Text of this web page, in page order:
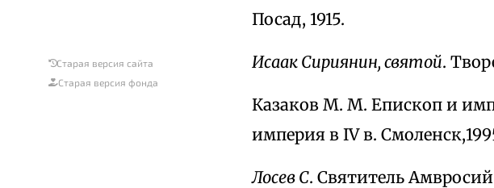
Старая версия сайта
Старая версия фонда
Посад, 1915.
Исаак Сириянин, святой.
Казаков М. М. Епископ и
империя в IV в.
Лосев С. Святитель